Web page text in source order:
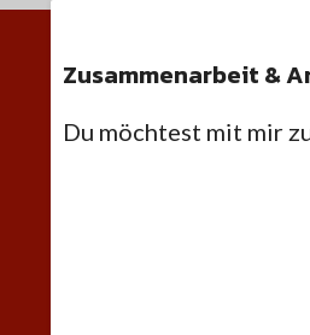
Zusammenarbeit &
Du möchtest mit mir